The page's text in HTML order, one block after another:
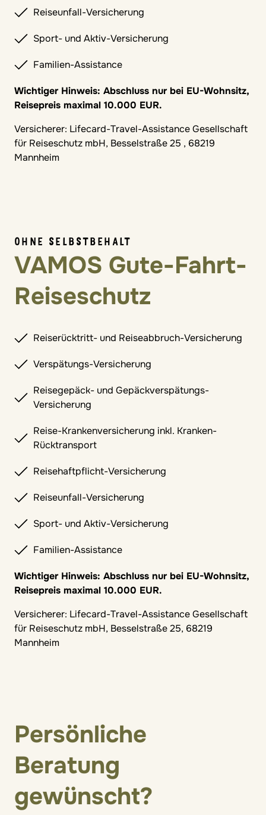
Reiseunfall-Versicherung
Sport- und Aktiv-Versicherung
Familien-Assistance
Wichtiger Hinweis: Abschluss nur bei EU-Wohnsitz,
Reisepreis maximal 10.000 EUR.
Versicherer: Lifecard-Travel-Assistance Gesellschaft
für Reiseschutz mbH, Besselstraße 25 , 68219
Mannheim
OHNE SELBSTBEHALT
VAMOS Gute-Fahrt-
Reiseschutz
Reiserücktritt- und Reiseabbruch-Versicherung
Verspätungs-Versicherung
Reisegepäck- und Gepäckverspätungs-
Versicherung
Reise-Krankenversicherung inkl. Kranken-
Rücktransport
Reisehaftpflicht-Versicherung
Reiseunfall-Versicherung
Sport- und Aktiv-Versicherung
Familien-Assistance
Wichtiger Hinweis: Abschluss nur bei EU-Wohnsitz,
Reisepreis maximal 10.000 EUR.
Versicherer: Lifecard-Travel-Assistance Gesellschaft
für Reiseschutz mbH, Besselstraße 25, 68219
Mannheim
Persönliche
Beratung
gewünscht?